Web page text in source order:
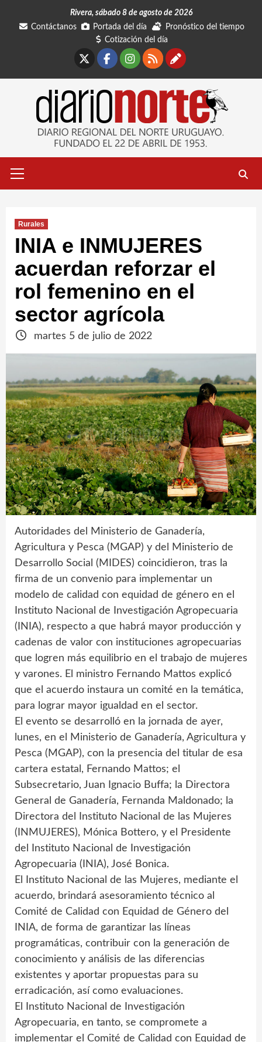
Rivera, sábado 8 de agosto de 2026
Contáctanos
Portada del día
Pronóstico del tiempo
Cotización del día
Facebook
Instagram
RSSContáctanos
primario
Rurales
INIA e INMUJERES
acuerdan reforzar el
rol femenino en el
sector agrícola
martes 5 de julio de 2022
Autoridades del Ministerio de Ganadería,
Agricultura y Pesca (MGAP) y del Ministerio de
Desarrollo Social (MIDES) coincidieron, tras la
firma de un convenio para implementar un
modelo de calidad con equidad de género en el
Instituto Nacional de Investigación Agropecuaria
(INIA), respecto a que habrá mayor producción y
cadenas de valor con instituciones agropecuarias
que logren más equilibrio en el trabajo de mujeres
y varones. El ministro Fernando Mattos explicó
que el acuerdo instaura un comité en la temática,
para lograr mayor igualdad en el sector.
El evento se desarrolló en la jornada de ayer,
lunes, en el Ministerio de Ganadería, Agricultura y
Pesca (MGAP), con la presencia del titular de esa
cartera estatal, Fernando Mattos; el
Subsecretario, Juan Ignacio Buffa; la Directora
General de Ganadería, Fernanda Maldonado; la
Directora del Instituto Nacional de las Mujeres
(INMUJERES), Mónica Bottero, y el Presidente
del Instituto Nacional de Investigación
Agropecuaria (INIA), José Bonica.
El Instituto Nacional de las Mujeres, mediante el
acuerdo, brindará asesoramiento técnico al
Comité de Calidad con Equidad de Género del
INIA, de forma de garantizar las líneas
programáticas, contribuir con la generación de
conocimiento y análisis de las diferencias
existentes y aportar propuestas para su
erradicación, así como evaluaciones.
El Instituto Nacional de Investigación
Agropecuaria, en tanto, se compromete a
implementar el Comité de Calidad con Equidad de